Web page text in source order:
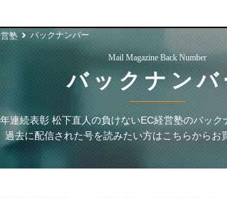
塾 バックナンバー
Mail Magazine Back Number
バックナンバ
連続表彰 松下直人の負けないEC経営塾のバック
過去に配信された号を読みたい方はこちらからお